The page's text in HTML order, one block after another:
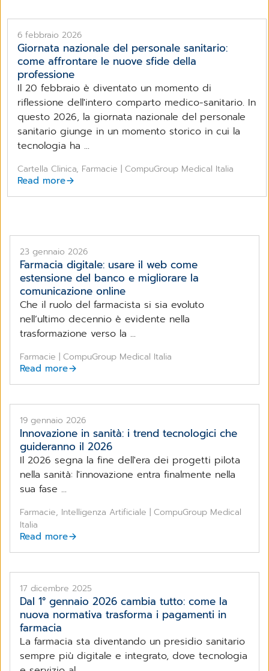
6 febbraio 2026
Giornata nazionale del personale sanitario:
come affrontare le nuove sfide della
professione
Il 20 febbraio è diventato un momento di
riflessione dell'intero comparto medico-sanitario. In
questo 2026, la giornata nazionale del personale
sanitario giunge in un momento storico in cui la
tecnologia ha ...
Cartella Clinica, Farmacie | CompuGroup Medical Italia
Read more
23 gennaio 2026
Farmacia digitale: usare il web come
estensione del banco e migliorare la
comunicazione online
Che il ruolo del farmacista si sia evoluto
nell’ultimo decennio è evidente nella
trasformazione verso la ...
Farmacie | CompuGroup Medical Italia
Read more
19 gennaio 2026
Innovazione in sanità: i trend tecnologici che
guideranno il 2026
Il 2026 segna la fine dell'era dei progetti pilota
nella sanità: l'innovazione entra finalmente nella
sua fase ...
Farmacie, Intelligenza Artificiale | CompuGroup Medical
Italia
Read more
17 dicembre 2025
Dal 1° gennaio 2026 cambia tutto: come la
nuova normativa trasforma i pagamenti in
farmacia
La farmacia sta diventando un presidio sanitario
sempre più digitale e integrato, dove tecnologia